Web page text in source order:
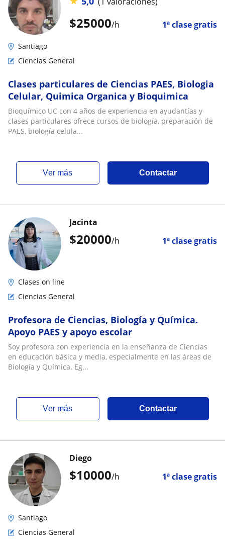
$25000/h 1ª clase gratis
Santiago
Ciencias General
Clases particulares de Ciencias PAES, Biologia
Celular, Quimica Organica y Bioquimica
Bioquímico UC con 4 años de experiencia en ayudantías y
clases particulares ofrece cursos de biología, preparación de
PAES, biología celula...
ver más Contactar
$20000/h 1ª clase gratis
Jacinta
Clases on line
Ciencias General
Profesora de Ciencias, Biología y Química.
Apoyo PAES y apoyo escolar
Soy profesora con experiencia en la enseñanza de Ciencias
en educación básica y media, especialmente en las áreas de
Biología y Química. Eg...
ver más Contactar
$10000/h 1ª clase gratis
Diego
Santiago
Ciencias General